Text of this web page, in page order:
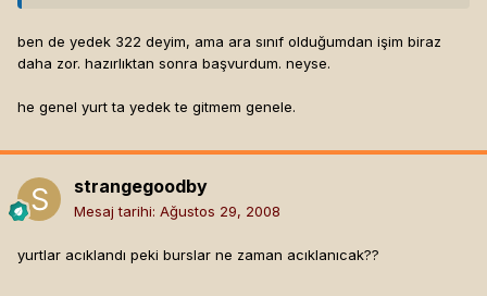
ben de yedek 322 deyim, ama ara sınıf olduğumdan işim biraz
daha zor. hazırlıktan sonra başvurdum. neyse.
he genel yurt ta yedek te gitmem genele.
strangegoodby
Mesaj tarihi: Ağustos 29, 2008
yurtlar acıklandı peki burslar ne zaman acıklanıcak??